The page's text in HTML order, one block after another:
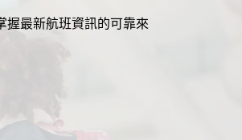
最新航班資訊的可靠來